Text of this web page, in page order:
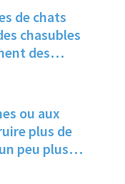
de chats
chasubles
des
intéressées
ou aux
plus de
peu plus